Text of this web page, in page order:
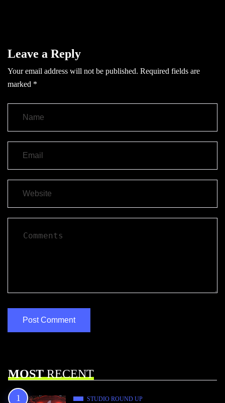
Leave a Reply
Your email address will not be published. Required fields are
marked *
MOSTRECENT
STUDIO ROUND UP